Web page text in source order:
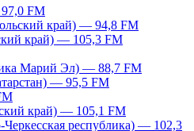
FM
край) — 94,8 FM
край) — 105,3 FM
Марий Эл) — 88,7 FM
— 95,5 FM
край) — 105,1 FM
Черкесская республика) — 102,3